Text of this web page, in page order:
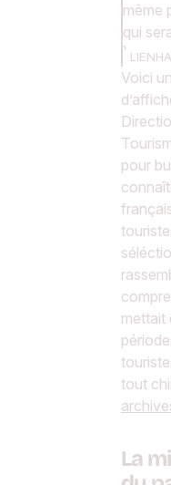
même
qui
Voici
pour
mettait
tout
La